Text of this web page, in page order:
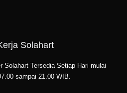
Solahart
Solahart Tersedia Setiap Hari mulai
sampai 21.00 WIB.